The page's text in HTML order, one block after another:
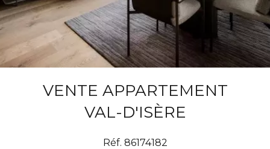
VENTE APPARTEMENT
VAL-D'ISÈRE
Réf. 86174182